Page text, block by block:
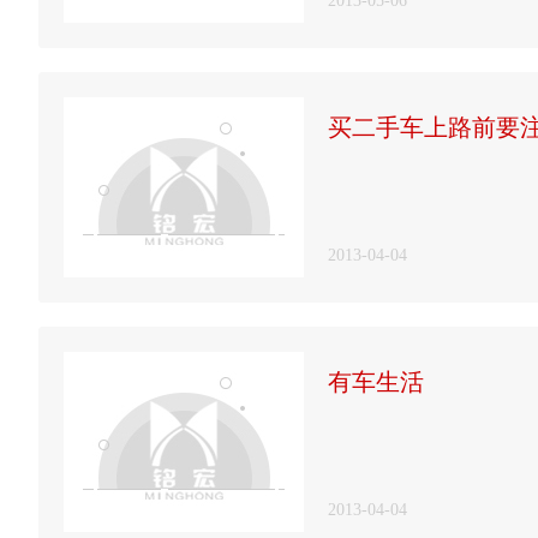
买二手车上路前要
2013-04-04
有车生活
2013-04-04